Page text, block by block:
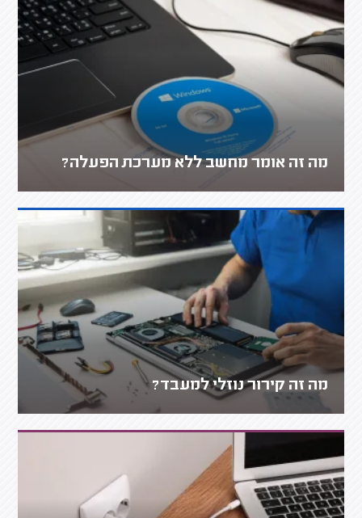
מה זה אומר מחשב ללא מערכת הפעלה?
מה זה קירור נוזלי למעבד?